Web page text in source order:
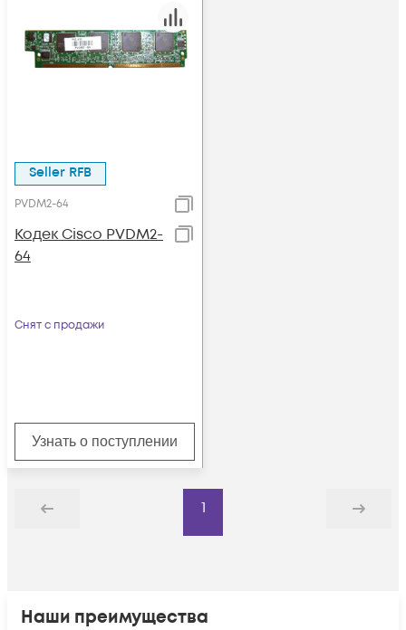
Seller RFB
PVDM2-64
Кодек Cisco PVDM2-
64
Снят с продажи
Узнать о поступлении
Назад
1
Дальше
Наши преимущества